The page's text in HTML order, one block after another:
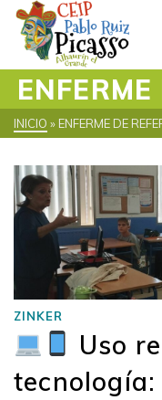
INICIO »ENFERME DE
ZINKER
Uso